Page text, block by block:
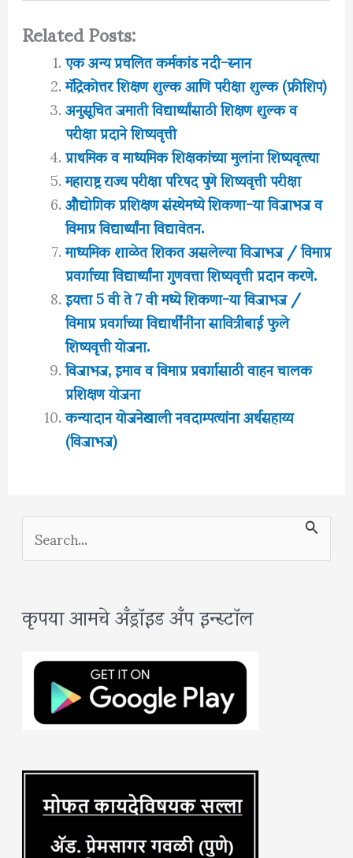
Related Posts:
एक अन्य प्रचलित कर्मकांड नदी-स्नान
मॅट्रिकोत्तर शिक्षण शुल्क आणि परीक्षा शुल्क (फ्रीशिप)
अनुसूचित जमाती विद्यार्थ्यांसाठी शिक्षण शुल्क व
परीक्षा प्रदाने शिष्यवृत्ती
प्राथमिक व माध्यमिक शिक्षकांच्या मुलांना शिष्यवृत्त्या
महाराष्ट्र राज्य परीक्षा परिषद पुणे शिष्यवृत्ती परीक्षा
औद्योगिक प्रशिक्षण संस्थेमध्ये शिकणा-या विजाभज व
विमाप्र विद्यार्थ्यांना विद्यावेतन.
माध्यमिक शाळेत शिकत असलेल्या विजाभज / विमाप्र
प्रवर्गाच्या विद्यार्थ्यांना गुणवत्ता शिष्यवृत्ती प्रदान करणे.
इयत्ता 5 वी ते 7 वी मध्ये शिकणा-या विजाभज /
विमाप्र प्रवर्गाच्या विद्यार्थींनींना सावित्रीबाई फुले
शिष्यवृत्ती योजना.
विजाभज, इमाव व विमाप्र प्रवर्गासाठी वाहन चालक
प्रशिक्षण योजना
कन्यादान योजनेखाली नवदाम्पत्यांना अर्थसहाय्य
(विजाभज)
S
e
r
:
कृपया आमचे अँड्रॉइड अँप इन्स्टॉल